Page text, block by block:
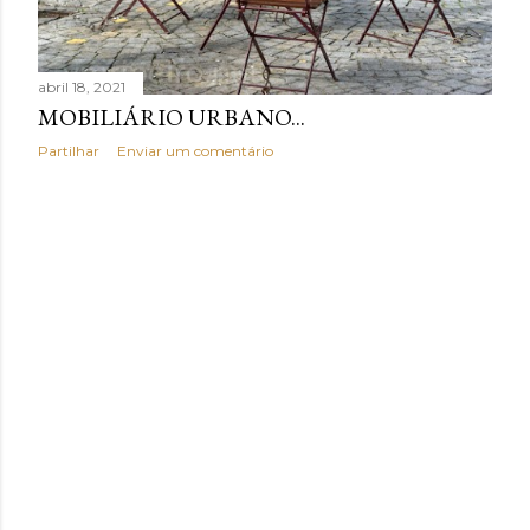
n
s
abril 18, 2021
MOBILIÁRIO URBANO...
Partilhar Enviar um comentário